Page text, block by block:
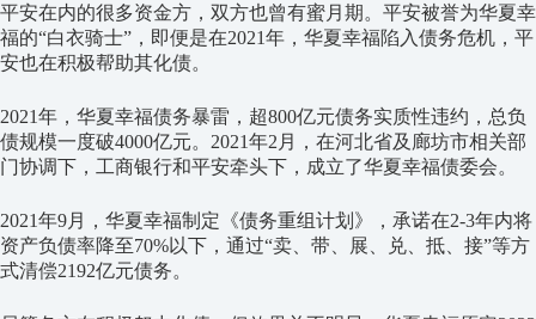
平安在内的很多资金方，双方也曾有蜜月期。平安被誉为华夏幸
福的“白衣骑士”，即便是在2021年，华夏幸福陷入债务危机，平
安也在积极帮助其化债。
2021年，华夏幸福债务暴雷，超800亿元债务实质性违约，总负
债规模一度破4000亿元。2021年2月，在河北省及廊坊市相关部
门协调下，工商银行和平安牵头下，成立了华夏幸福债委会。
2021年9月，华夏幸福制定《债务重组计划》，承诺在2-3年内将
资产负债率降至70%以下，通过“卖、带、展、兑、抵、接”等方
式清偿2192亿元债务。